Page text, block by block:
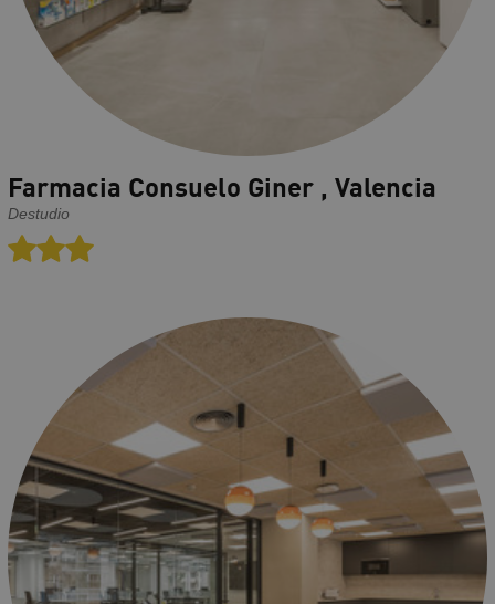
Farmacia Consuelo Giner , Valencia
Destudio